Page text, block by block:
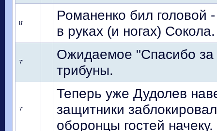
8'
Романенко бил головой
в руках (и ногах) Сокола.
7'
Ожидаемое "Спасибо за
трибуны.
7'
Теперь уже Дудолев
защитники
оборонцы гостей начеку.